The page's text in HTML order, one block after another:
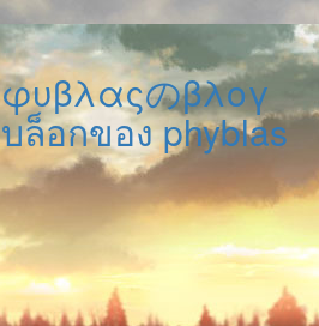
φυβλαςのβλογ
บล็อกของ phyblas